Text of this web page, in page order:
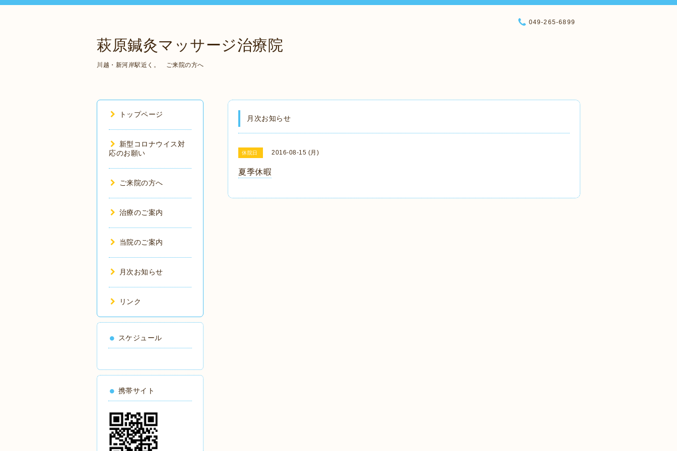
萩原鍼灸マッサージ治療院
川越・新河岸駅近く。 ご来院の方へ
049-265-6899
月次お知らせ
休院日 2016-08-15 (月)
夏季休暇
トップページ
新型コロナウイス対
応のお願い
ご来院の方へ
治療のご案内
当院のご案内
月次お知らせ
リンク
スケジュール
携帯サイト